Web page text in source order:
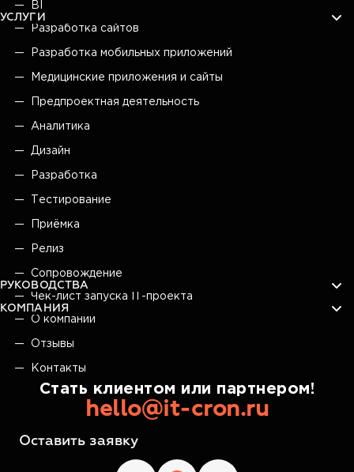
BI
УСЛУГИ
Разработка сайтов
Разработка мобильных приложений
Медицинские приложения и сайты
Предпроектная деятельность
Аналитика
Дизайн
Разработка
Тестирование
Приёмка
Релиз
Сопровождение
РУКОВОДСТВА
Чек-лист запуска IT-проекта
КОМПАНИЯ
О компании
Отзывы
Контакты
Стать клиентом или партнером!
hello@it-cron.ru
Оставить заявку